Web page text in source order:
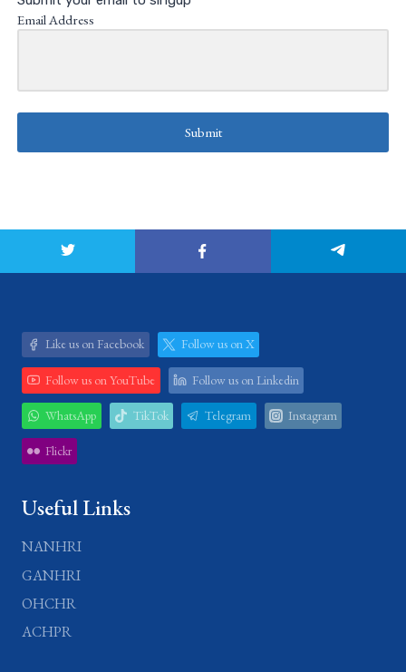
Email Address
Submit
Like us on Facebook Follow us on X
Follow us on YouTube Follow us on Linkedin
WhatsApp TikTok Telegram Instagram
Flickr
Useful Links
NANHRI
GANHRI
OHCHR
ACHPR